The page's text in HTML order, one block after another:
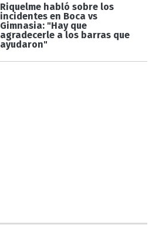
Riquelme habló sobre los
incidentes en Boca vs
Gimnasia: "Hay que
agradecerle a los barras que
ayudaron"